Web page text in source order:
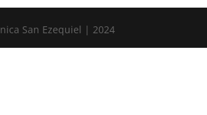
San Ezequiel | 2024